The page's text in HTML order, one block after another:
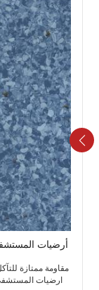
أرضيات المستشفى البلاستيكية
ارضيات المستشفى